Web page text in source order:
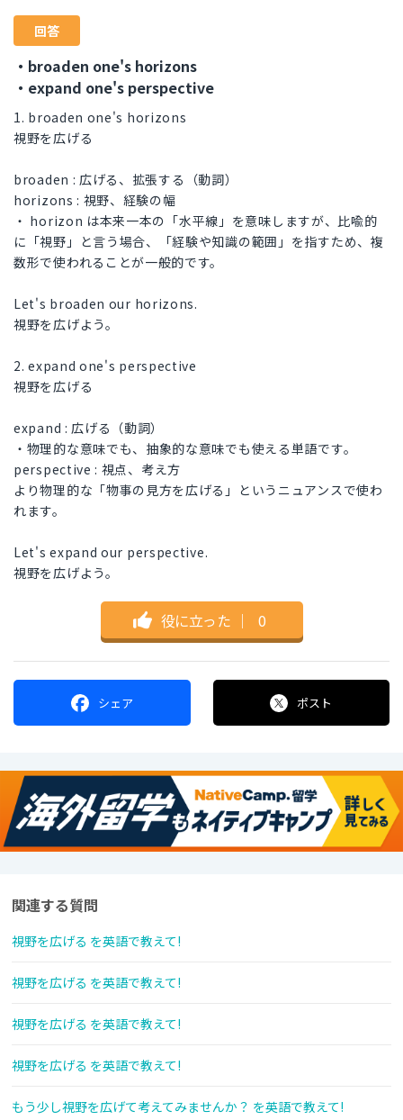
回答
・broaden one's horizons
・expand one's perspective
1. broaden one's horizons
視野を広げる
broaden : 広げる、拡張する（動詞）
horizons : 視野、経験の幅
・ horizon は本来一本の「水平線」を意味しますが、比喩的
に「視野」と言う場合、「経験や知識の範囲」を指すため、複
数形で使われることが一般的です。
Let's broaden our horizons.
視野を広げよう。
2. expand one's perspective
視野を広げる
expand : 広げる（動詞）
・物理的な意味でも、抽象的な意味でも使える単語です。
perspective : 視点、考え方
より物理的な「物事の見方を広げる」というニュアンスで使わ
れます。
Let's expand our perspective.
視野を広げよう。
役に立った ｜ 0
シェア ポスト
関連する質問
視野を広げる を英語で教えて!
視野を広げる を英語で教えて!
視野を広げる を英語で教えて!
視野を広げる を英語で教えて!
もう少し視野を広げて考えてみませんか？ を英語で教えて!